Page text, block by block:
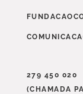
279 450 020
(CHAMADA